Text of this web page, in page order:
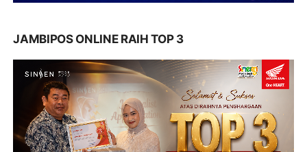
JAMBIPOS ONLINE RAIH TOP 3